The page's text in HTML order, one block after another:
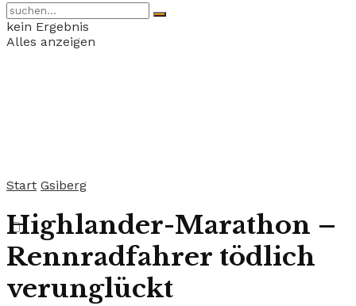
kein Ergebnis
Alles anzeigen
Start Gsiberg
Highlander-Marathon –
Rennradfahrer tödlich
verunglückt